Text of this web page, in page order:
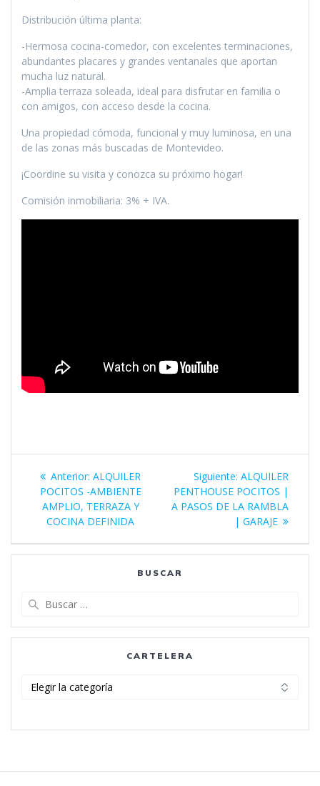
Distribución última planta:
-Hermosa cocina-comedor, con excelentes terminaciones,
abundantes placares y grandes ventanales que aportan
mucha luz natural.
-Amplia terraza soleada, ideal para disfrutar en familia o
con amigos, con acceso desde la cocina.
Una propiedad cómoda, funcional y muy luminosa, en una
de las zonas más buscadas de Montevideo.
¡Coordine su visita y conozca su próximo hogar!
Comisión inmobiliaria: 3% + IVA.
Navegación
entradas
Anterior: Entrada
anterior:
ALQUILER
POCITOS -AMBIENTE
AMPLIO, TERRAZA Y
COCINA DEFINIDA
Siguiente: Siguiente
entrada:
ALQUILER
PENTHOUSE POCITOS |
A PASOS DE LA RAMBLA
| GARAJE
BUSCAR
CARTELERA